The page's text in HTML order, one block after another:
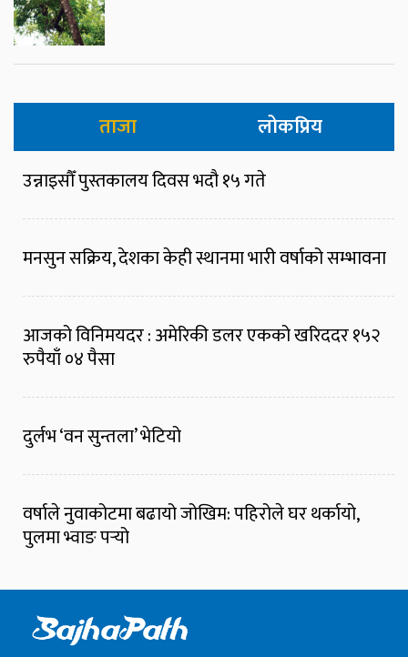
ताजा लोकप्रिय
उन्नाइसौँ पुस्तकालय दिवस भदौ १५ गते
मनसुन सक्रिय, देशका केही स्थानमा भारी वर्षाको सम्भावना
आजको विनिमयदर : अमेरिकी डलर एकको खरिददर १५२
रुपैयाँ ०४ पैसा
दुर्लभ ‘वन सुन्तला’ भेटियो
वर्षाले नुवाकोटमा बढायो जोखिम: पहिरोले घर थर्कायो,
पुलमा भ्वाङ पर्‍यो